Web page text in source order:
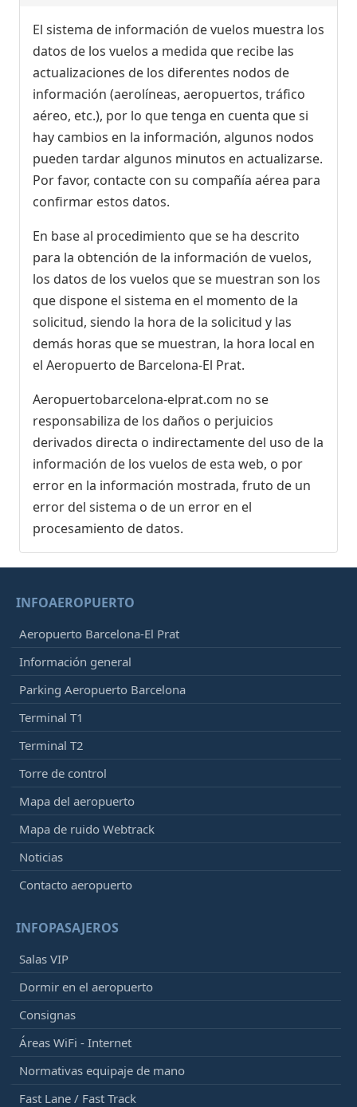
El sistema de información de vuelos muestra los
datos de los vuelos a medida que recibe las
actualizaciones de los diferentes nodos de
información (aerolíneas, aeropuertos, tráfico
aéreo, etc.), por lo que tenga en cuenta que si
hay cambios en la información, algunos nodos
pueden tardar algunos minutos en actualizarse.
Por favor, contacte con su compañía aérea para
confirmar estos datos.
En base al procedimiento que se ha descrito
para la obtención de la información de vuelos,
los datos de los vuelos que se muestran son los
que dispone el sistema en el momento de la
solicitud, siendo la hora de la solicitud y las
demás horas que se muestran, la hora local en
el Aeropuerto de Barcelona-El Prat.
Aeropuertobarcelona-elprat.com no se
responsabiliza de los daños o perjuicios
derivados directa o indirectamente del uso de la
información de los vuelos de esta web, o por
error en la información mostrada, fruto de un
error del sistema o de un error en el
procesamiento de datos.
INFOAEROPUERTO
Aeropuerto Barcelona-El Prat
Información general
Parking Aeropuerto Barcelona
Terminal T1
Terminal T2
Torre de control
Mapa del aeropuerto
Mapa de ruido Webtrack
Noticias
Contacto aeropuerto
INFOPASAJEROS
Salas VIP
Dormir en el aeropuerto
Consignas
Áreas WiFi - Internet
Normativas equipaje de mano
Fast Lane / Fast Track